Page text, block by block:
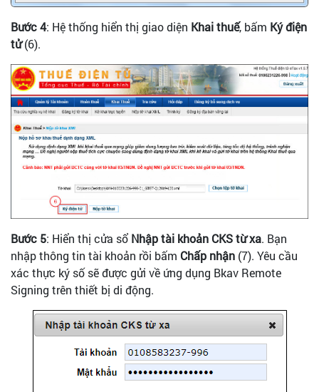
Bước 4: Hệ thống hiển thị giao diện Khai thuế, bấm Ký điện
tử(6).
Bước 5: Hiển thị cửa sổ Nhập tài khoản CKS từ xa. Bạn
nhập thông tin tài khoản rồi bấm Chấp nhận (7). Yêu cầu
xác thực ký số sẽ được gửi về ứng dụng Bkav Remote
Signing trên thiết bị di động.